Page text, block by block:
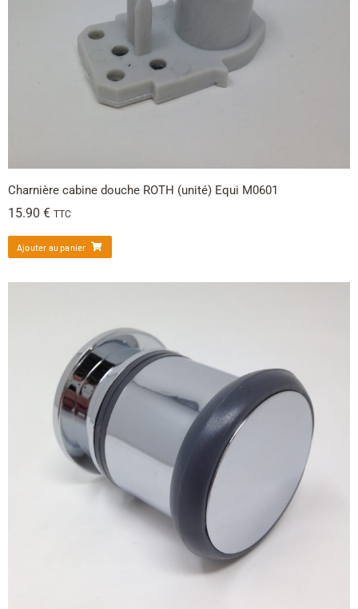
Charnière cabine douche ROTH (unité) Equi M0601
15.90 € TTC
Ajouter au panier